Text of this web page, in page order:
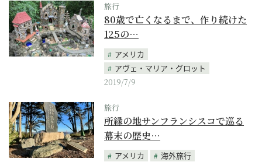
旅行
80歳で亡くなるまで、作り続けた
125の…
アメリカ
アヴェ・マリア・グロット
2019/7/9
旅行
所縁の地サンフランシスコで巡る
幕末の歴史…
アメリカ
海外旅行